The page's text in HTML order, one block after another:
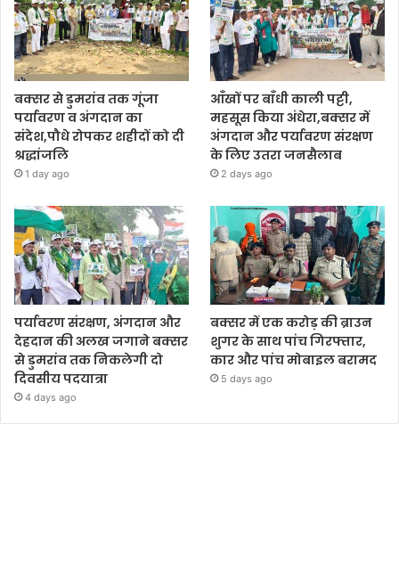
बक्सर से डुमरांव तक गूंजा
पर्यावरण व अंगदान का
संदेश,पौधे रोपकर शहीदों को दी
श्रद्धांजलि
1 day ago
आँखों पर बाँधी काली पट्टी,
महसूस किया अंधेरा,बक्सर में
अंगदान और पर्यावरण संरक्षण
के लिए उतरा जनसैलाब
2 days ago
पर्यावरण संरक्षण, अंगदान और
देहदान की अलख जगाने बक्सर
से डुमरांव तक निकलेगी दो
दिवसीय पदयात्रा
4 days ago
बक्सर में एक करोड़ की ब्राउन
शुगर के साथ पांच गिरफ्तार,
कार और पांच मोबाइल बरामद
5 days ago